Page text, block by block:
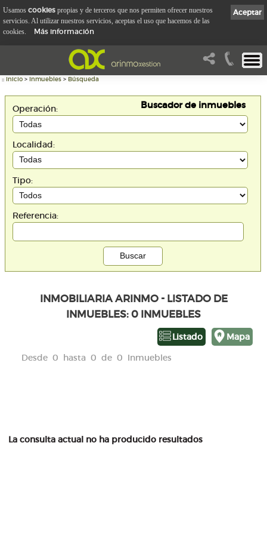
:: Inicio > Inmuebles > Búsqueda
Buscador de inmuebles
Operación:
Localidad:
Tipo:
Referencia:
INMOBILIARIA ARINMO - LISTADO DE
INMUEBLES: 0 INMUEBLES
Mapa
Listado
Desde 0 hasta 0 de 0 Inmuebles
La consulta actual no ha producido resultados
Aceptar
Usamos cookies propias y de terceros que nos permiten ofrecer nuestros
servicios. Al utilizar nuestros servicios, aceptas el uso que hacemos de las
cookies.
Más información